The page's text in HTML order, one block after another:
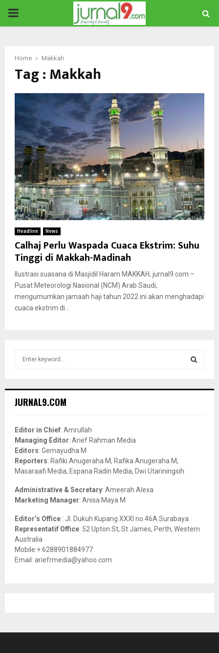
PRIMARY
Home Makkah
Tag : Makkah
Headline News
Calhaj Perlu Waspada Cuaca Ekstrim: Suhu
Tinggi di Makkah-Madinah
Ilustrasi suasana di Masjidil Haram MAKKAH, jurnal9.com –
Pusat Meteorologi Nasional (NCM) Arab Saudi,
mengumumkan jamaah haji tahun 2022 ini akan menghadapi
cuaca ekstrim di...
h
o
r
:
JURNAL9.COM
Editor in Chief: Amrullah
Managing Editor: Arief Rahman Media
Editors: Gemayudha M
Reporters: Rafiki Anugeraha M, Rafika Anugeraha M,
Masaraafi Media, Espana Radin Media, Dwi Utariningsih
Administrative & Secretary: Ameerah Alexa
Marketing Manager: Anisa Maya M
Editor’s Office : Jl. Dukuh Kupang XXXI no.46A Surabaya
Representatif Office: 52 Upton St, St James, Perth, Western
Australia
Mobile:+ 6288901884977
Email: ariefrmedia@yahoo.com